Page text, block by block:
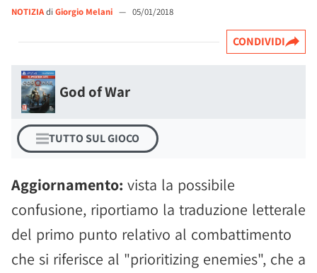
NOTIZIAdi Giorgio Melani — 05/01/2018
CONDIVIDI
God of War
TUTTO SUL GIOCO
Aggiornamento: vista la possibile
confusione, riportiamo la traduzione letterale
del primo punto relativo al combattimento
che si riferisce al "prioritizing enemies", che a